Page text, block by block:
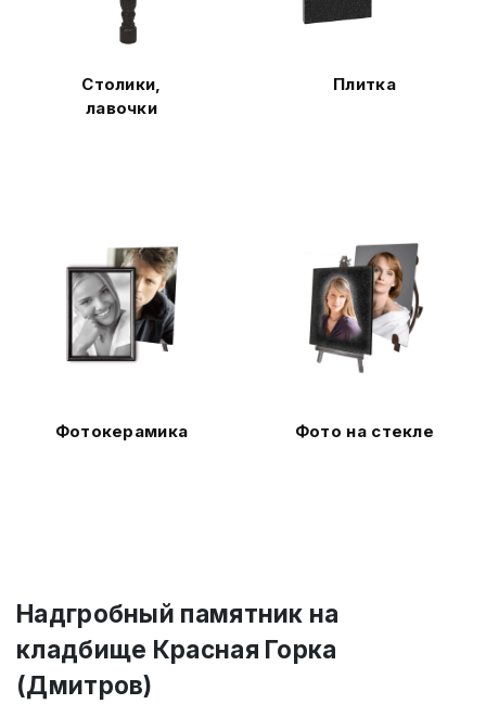
Столики,
лавочки
Плитка
Фотокерамика Фото на стекле
Надгробный памятник на
кладбище Красная Горка
(Дмитров)